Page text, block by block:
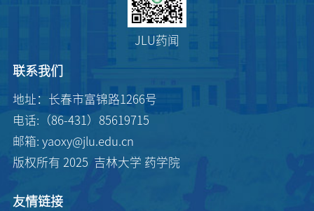
JLU药闻
联系我们
地址：长春市富锦路1266号
电话:（86-431）85619715
邮箱: yaoxy@jlu.edu.cn
版权所有 2025 吉林大学 药学院
友情链接